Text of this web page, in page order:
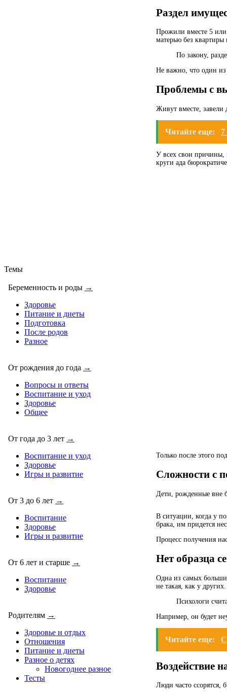
Темы
Беременность и роды →
Здоровье
Питание и диеты
Подготовка
После родов
Разное
От рождения до года →
Вопросы и ответы
Воспитание и уход
Здоровье
Общее
От года до 3 лет →
Воспитание и уход
Здоровье
Игры и развитие
От 3 до 6 лет →
Воспитание
Здоровье
Игры и развитие
От 6 лет и старше →
Воспитание
Здоровье
Родителям →
Здоровье и отдых
Отношения
Питание и диеты
Разное о детях
Новогоднее разное
Тесты
Раздел
Прожили вместе 5 или
матерью без
По закону,
Не важно, что один
Проблемы с
Живут вместе, завели
Читайте еще:
У всех свои причины,
круги ада
Только после этого
Сложности с
Дети, рожденные вне
В ситуации, когда у
брака, им придется
Процесс получения
Нет образца
Одна из самых
не такая, как у других.
Психологи
Например, он будет
Читайте еще:
Воздействие
Люди часто ссорятся,